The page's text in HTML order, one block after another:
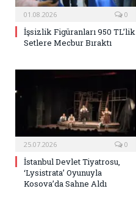
01.08.2026 0
İşsizlik Figüranları 950 TL’lik
Setlere Mecbur Bıraktı
25.07.2026 0
İstanbul Devlet Tiyatrosu,
‘Lysistrata’ Oyunuyla
Kosova’da Sahne Aldı